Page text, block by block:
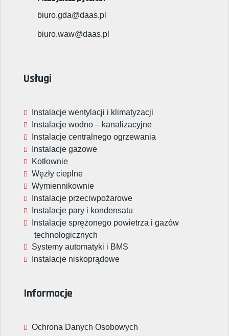
biuro.gda@daas.pl
biuro.waw@daas.pl
Usługi
Instalacje wentylacji i klimatyzacji
Instalacje wodno – kanalizacyjne
Instalacje centralnego ogrzewania
Instalacje gazowe
Kotłownie
Węzły cieplne
Wymiennikownie
Instalacje przeciwpożarowe
Instalacje pary i kondensatu
Instalacje sprężonego powietrza i gazów
technologicznych
Systemy automatyki i BMS
Instalacje niskoprądowe
Informacje
Ochrona Danych Osobowych